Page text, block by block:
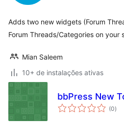
Adds two new widgets (Forum
Forum Threads/Categories on your
Mian Saleem
10+ de instalações ativas
bbPress New
(0total
de
)